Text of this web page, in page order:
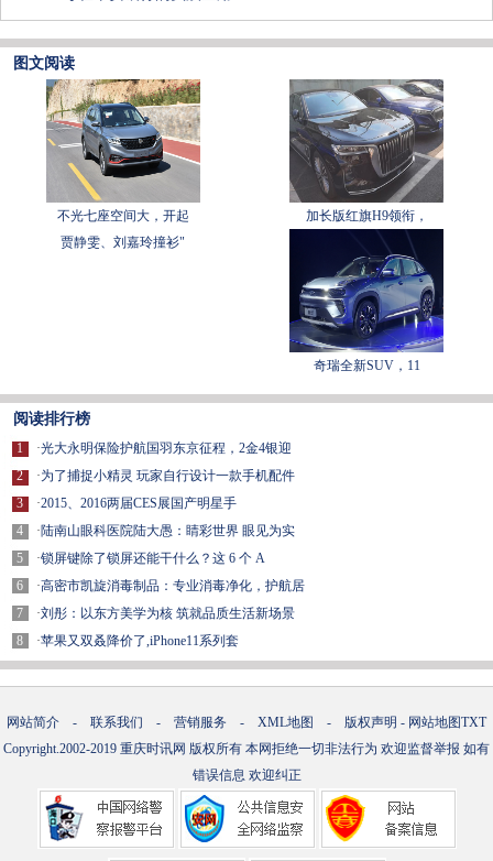
图文阅读
不光七座空间大，开起
加长版红旗H9领衔，
贾静雯、刘嘉玲撞衫"
奇瑞全新SUV，11
阅读排行榜
1
2
3
4
5
6
7
8
·光大永明保险护航国羽东京征程，2金4银迎
·为了捕捉小精灵 玩家自行设计一款手机配件
·2015、2016两届CES展国产明星手
·陆南山眼科医院陆大愚：睛彩世界 眼见为实
·锁屏键除了锁屏还能干什么？这 6 个 A
·高密市凯旋消毒制品：专业消毒净化，护航居
·刘彤：以东方美学为核 筑就品质生活新场景
·苹果又双叒降价了,iPhone11系列套
网站简介 - 联系我们 - 营销服务 - XML地图 - 版权声明 - 网站地图TXT
Copyright.2002-2019 重庆时讯网 版权所有 本网拒绝一切非法行为 欢迎监督举报 如有
错误信息 欢迎纠正